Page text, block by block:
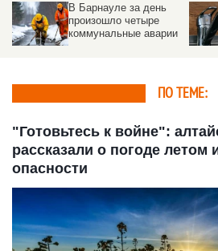
Коммунальная авария
оставила без воды
многоэтажки и детсад
ПО ТЕМЕ:
"Готовьтесь к войне":
рассказали о погоде летом
опасности